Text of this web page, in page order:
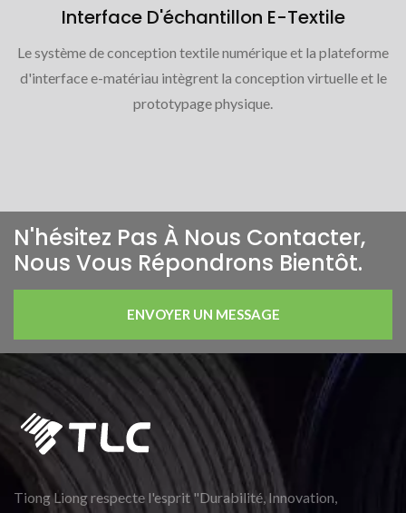
Interface D'échantillon E-Textile
Le système de conception textile numérique et la plateforme
d'interface e-matériau intègrent la conception virtuelle et le
prototypage physique.
N'hésitez Pas À Nous Contacter,
Nous Vous Répondrons Bientôt.
ENVOYER UN MESSAGE
Tiong Liong respecte l'esprit "Durabilité, Innovation,